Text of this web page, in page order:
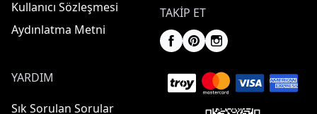
Kullanıcı Sözleşmesi
Aydınlatma Metni
TAKIP ET
YARDIM
Sık Sorulan Sorular